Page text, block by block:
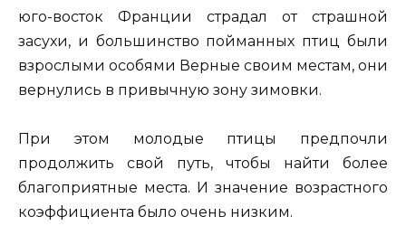
юго-восток Франции страдал от страшной
засухи, и большинство пойманных птиц были
взрослыми особями Верные своим местам, они
вернулись в привычную зону зимовки.
При этом молодые птицы предпочли
продолжить свой путь, чтобы найти более
благоприятные места. И значение возрастного
коэффициента было очень низким.